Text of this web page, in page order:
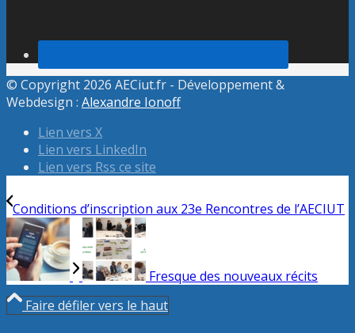
© Copyright 2026 AECiut.fr - Développement &
Webdesign : Alexandre Ionoff
Lien vers X
Lien vers LinkedIn
Lien vers Rss ce site
Conditions d’inscription aux 23e Rencontres de l’AECIUT
Fresque des nouveaux récits
Faire défiler vers le haut